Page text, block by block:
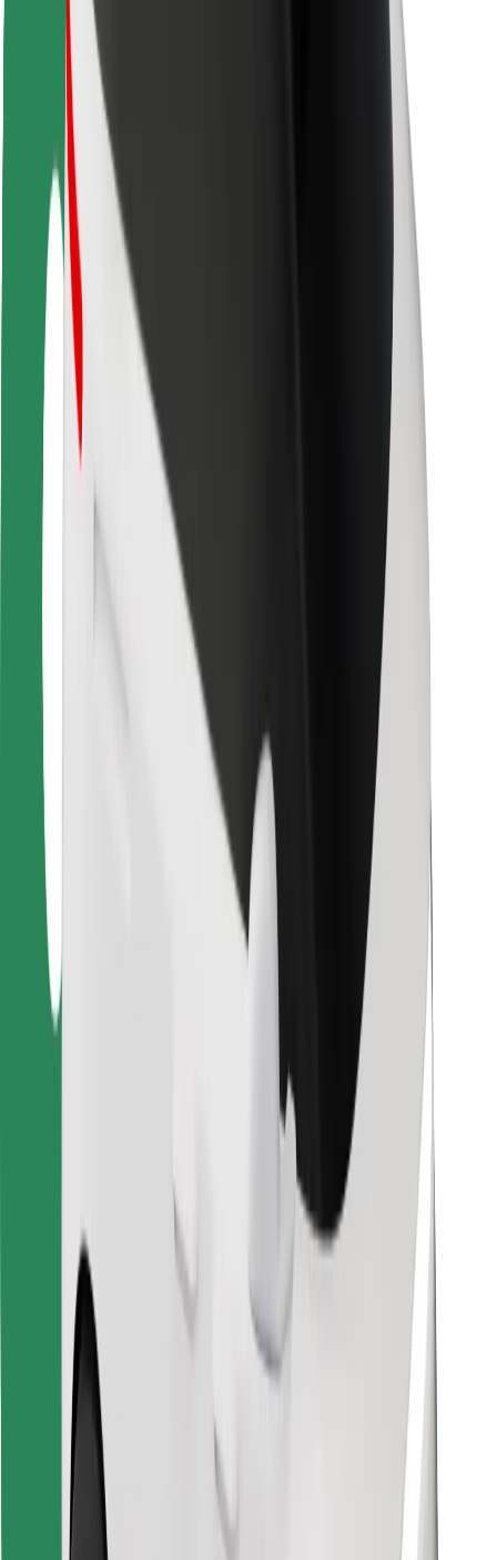
Seguridad para patinetes
Safety Lab
Ciudades
Dónde estamos
Soluciones para las ciudades
Aeropuertos
Estaciones de carga de Bolt
Soporte
Para usuarios
Para conductores
Para repartidores
Bolt Food
Para propietarios de flota
Para restaurantes
Bolt para empresas
Términos y Condiciones
¡Conseguí un viaje en minutos!
Descargar la app de Bolt